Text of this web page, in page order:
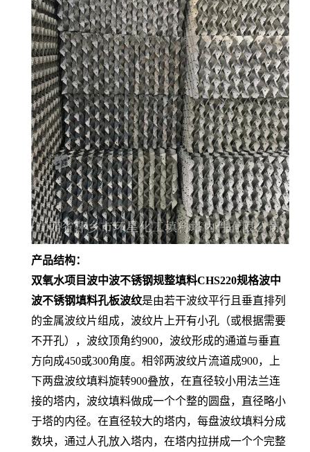
产品结构：
双氧水项目波中波不锈钢规整填料CHS220规格波中
波不锈钢填料孔板波纹是由若干波纹平行且垂直排列
的金属波纹片组成，波纹片上开有小孔（或根据需要
不开孔），波纹顶角约900，波纹形成的通道与垂直
方向成450或300角度。相邻两波纹片流道成900，上
下两盘波纹填料旋转900叠放，在直径较小用法兰连
接的塔内，波纹填料做成一个个整的圆盘，直径略小
于塔的内径。在直径较大的塔内，每盘波纹填料分成
数块，通过人孔放入塔内，在塔内拉拼成一个个完整